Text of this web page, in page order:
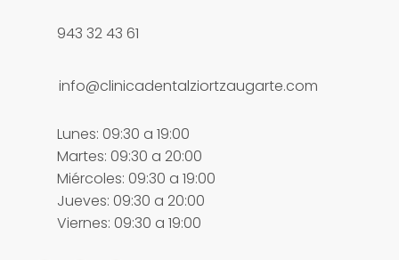
943 32 43 61
info@clinicadentalziortzaugarte.com
Lunes: 09:30 a 19:00
Martes: 09:30 a 20:00
Miércoles: 09:30 a 19:00
Jueves: 09:30 a 20:00
Viernes: 09:30 a 19:00